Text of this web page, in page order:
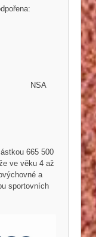
NSA
665 500
ve věku 4 až
a
sportovních